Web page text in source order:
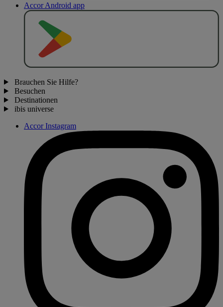
Accor Android app
Brauchen Sie Hilfe?
Besuchen
Destinationen
ibis universe
Accor Instagram